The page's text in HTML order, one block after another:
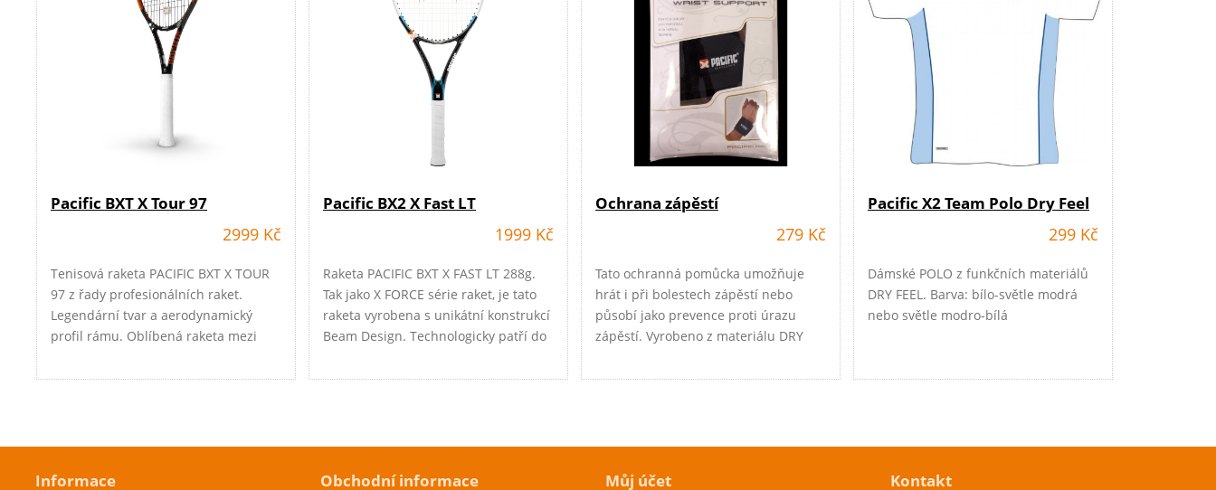
Pacific BXT X Tour 97
2999 Kč
Tenisová raketa PACIFIC BXT X TOUR
97 z řady profesionálních raket.
Legendární tvar a aerodynamický
profil rámu. Oblíbená raketa mezi
tenisová raketa je určena především
hrou. Při výrobě byl použit zcela nový
Pacific BX2 X Fast LT
1999 Kč
Raketa PACIFIC BXT X FAST LT 288g.
Tak jako X FORCE série raket, je tato
raketa vyrobena s unikátní konstrukcí
Beam Design. Technologicky patří do
jsou velmi úspěšné a žádané. Zkratka
tuhý a umožňuje stabilní výkon a
Ochrana zápěstí
279 Kč
Tato ochranná pomůcka umožňuje
hrát i při bolestech zápěstí nebo
působí jako prevence proti úrazu
zápěstí. Vyrobeno z materiálu DRY
Pacific X2 Team Polo Dry Feel
299 Kč
Dámské POLO z funkčních materiálů
DRY FEEL. Barva: bílo-světle modrá
nebo světle modro-bílá
Skladem Skladem
Informace Obchodní informace Můj účet Kontakt